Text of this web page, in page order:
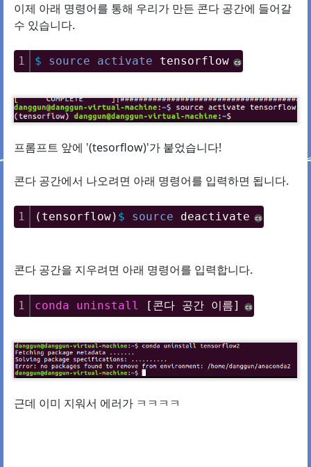
이제 아래 명령어를 통해 우리가 만든 콘다 공간에 들어갈
수 있습니다.
1 $ source activate tensorflow cs
프롬프트 앞에 '(tesorflow)'가 붙었습니다!
콘다 공간에서 나오려면 아래 명령어를 입력하면 됩니다.
1 (tensorflow) $ source deactivate cs
콘다 공간을 지우려면 아래 명령어를 입력합니다.
1 conda uninstall [콘다 공간 이름] cs
근데 이미 지워서 에러가 ㅋㅋㅋㅋ